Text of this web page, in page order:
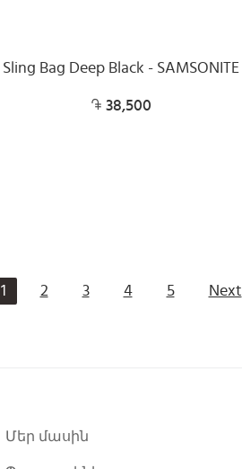
Sling Bag Deep Black - SAMSONITE
38,500
1 2 3 4 5 Next
Մեր մասին